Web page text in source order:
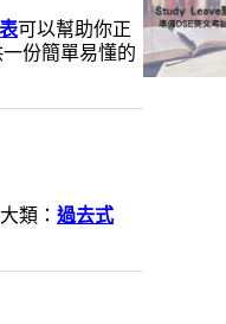
可以幫助你正
份簡單易懂的
類： 過去式